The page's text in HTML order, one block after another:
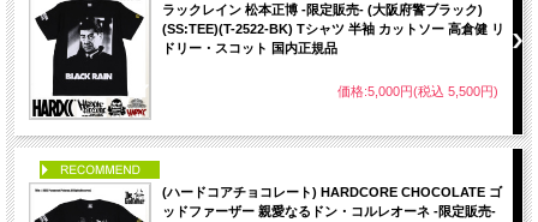
ラックレイン 松本正博 -限定販売- (大阪府警ブラック)
(SS:TEE)(T-2522-BK) Tシャツ 半袖 カットソー 高倉健 リ
ドリー・スコット 国内正規品
価格:5,000円(税込 5,500円)
(ハードコアチョコレート) HARDCORE CHOCOLATE ゴ
ッドファーザー 親愛なるドン・コルレオーネ -限定販売-